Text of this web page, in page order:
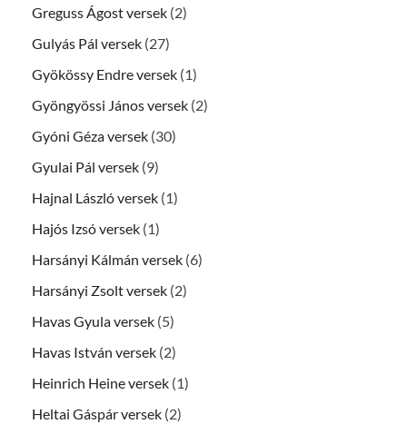
Greguss Ágost versek (2)
Gulyás Pál versek (27)
Gyökössy Endre versek (1)
Gyöngyössi János versek (2)
Gyóni Géza versek (30)
Gyulai Pál versek (9)
Hajnal László versek (1)
Hajós Izsó versek (1)
Harsányi Kálmán versek (6)
Harsányi Zsolt versek (2)
Havas Gyula versek (5)
Havas István versek (2)
Heinrich Heine versek (1)
Heltai Gáspár versek (2)